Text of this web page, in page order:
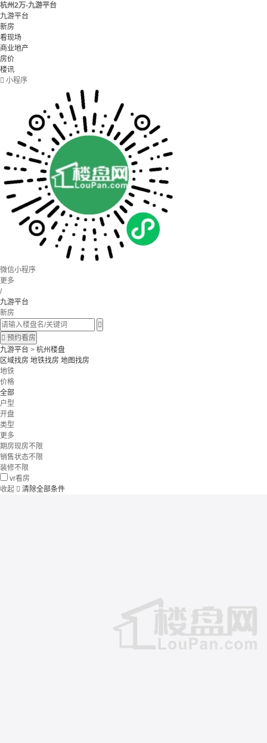
杭州2万-九游平台
九游平台
新房
看现场
商业地产
房价
楼讯
 小程序
微信小程序
更多
/
九游平台
新房

 预约看房
九游平台 > 杭州楼盘
区域找房 地铁找房 地图找房
地铁
价格
全部
户型
开盘
类型
更多
期房现房不限
销售状态不限
装修不限
vr看房
收起  清除全部条件